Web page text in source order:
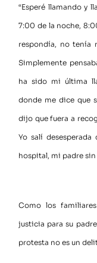
“Esperé llamando y
7:00 de la noche,
respondía, no tenía
Simplemente
ha sido mi última
donde me dice que
dijo que fuera a
Yo salí
hospital, mi padre sin
Como los
justicia para su
protesta no es un